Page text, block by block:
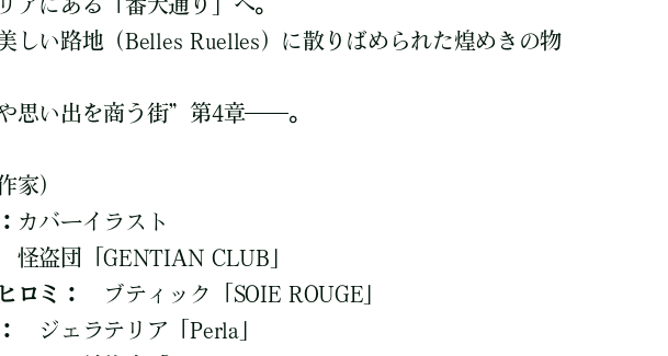
アにある「番犬通り」へ。
しい路地（Belles Ruelles）に散りばめられた煌めきの物
思い出を商う街”第4章――。
家）
カバーイラスト
怪盗団「GENTIAN CLUB」
ロミ：
ブティック「SOIE ROUGE」
ジェラテリア「Perla」